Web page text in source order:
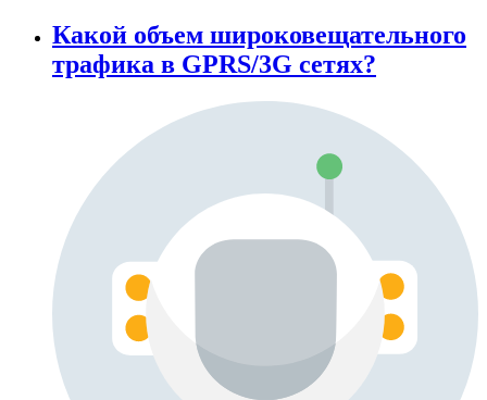
Какой объем широковещательного
трафика в GPRS/3G сетях?